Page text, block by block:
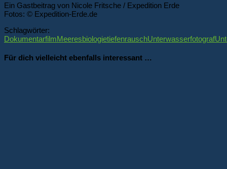
Ein Gastbeitrag von Nicole Fritsche / Expedition Erde
Fotos: © Expedition-Erde.de
Schlagwörter:
DokumentarfilmMeeresbiologietiefenrauschUnterwasserfotograf
Für dich vielleicht ebenfalls interessant …